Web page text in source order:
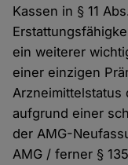
Kassen in § 11
ein weiterer
einer einzigen
Arzneimittelstatus
aufgrund einer
der AMG-
AMG / ferner §